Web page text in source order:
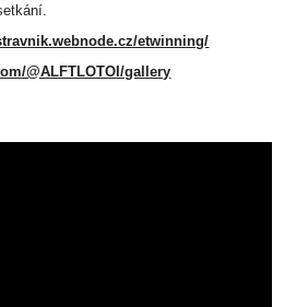
etwinning/
@ALFTLOTOI/gallery